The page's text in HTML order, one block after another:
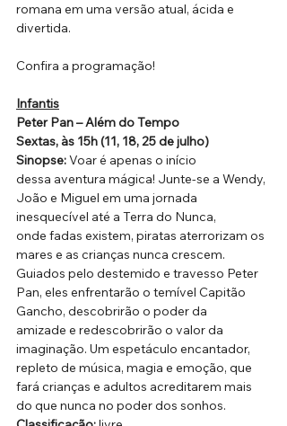
romana em uma versão atual, ácida e
divertida.
Confira a programação!
Infantis
Peter Pan – Além do Tempo
Sextas, às 15h (11, 18, 25 de julho)
Sinopse: Voar é apenas o início
dessa aventura mágica! Junte-se a Wendy,
João e Miguel em uma jornada
inesquecível até a Terra do Nunca,
onde fadas existem, piratas aterrorizam os
mares e as crianças nunca crescem.
Guiados pelo destemido e travesso Peter
Pan, eles enfrentarão o temível Capitão
Gancho, descobrirão o poder da
amizade e redescobrirão o valor da
imaginação. Um espetáculo encantador,
repleto de música, magia e emoção, que
fará crianças e adultos acreditarem mais
do que nunca no poder dos sonhos.